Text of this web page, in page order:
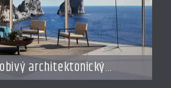
architektonický